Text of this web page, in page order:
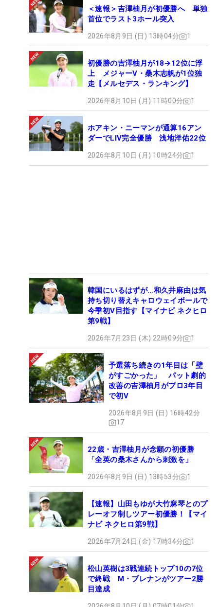
＜速報＞吉澤柚月が初優勝へ 単独
首位でラスト3ホール突入
2026年8月9日 (日) 13時04分 1
初優勝の吉澤柚月が18→12位に浮
上 メジャーV・桑木志帆が1位独
走【メルセデス・ランキング】
2026年8月10日 (月) 11時00分 1
ホアキン・ニーマンが通算16アン
ダーでLIV完全優勝 浅地洋佑22位
2026年8月10日 (月) 10時24分 1
韓国にいるはずが…和久井麻由は気
持ち切り替えキャロウェイボールで
今季初V目指す【マイナビ ネクヒロ
第9戦】
2026年7月23日 (木) 22時09分 1
予選落ち続きの1年目は「壁
がすごかった」 パット劇的
改善の吉澤柚月がプロ3年目
で初V
2026年8月9日 (日) 16時42分
17
22歳・吉澤柚月が念願の初優勝
「全英の桑木さんから刺激を」
2026年8月9日 (日) 13時53分 1
【速報】山田もゆが大竹麻琴とのプ
レーオフ制しツアー初優勝！【マイ
ナビ ネクヒロ第9戦】
2026年7月24日 (金) 17時34分 1
松山英樹は3戦連続トップ10の7位
で終戦 M・ブレナンがツアー2勝
目達成